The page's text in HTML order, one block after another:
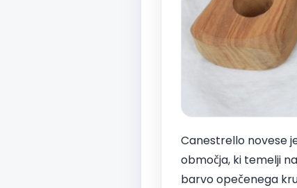
Canestrello novese
območja, ki temelji
barvo opečenega